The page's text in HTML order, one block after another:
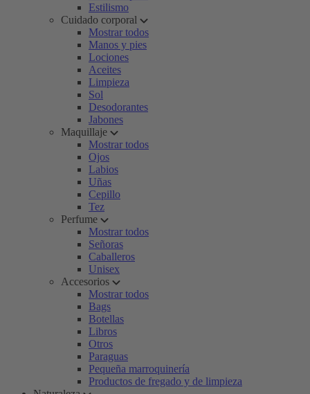
Estilismo
Cuidado corporal
Mostrar todos
Manos y pies
Lociones
Aceites
Limpieza
Sol
Desodorantes
Jabones
Maquillaje
Mostrar todos
Ojos
Labios
Uñas
Cepillo
Tez
Perfume
Mostrar todos
Señoras
Caballeros
Unisex
Accesorios
Mostrar todos
Bags
Botellas
Libros
Otros
Paraguas
Pequeña marroquinería
Productos de fregado y de limpieza